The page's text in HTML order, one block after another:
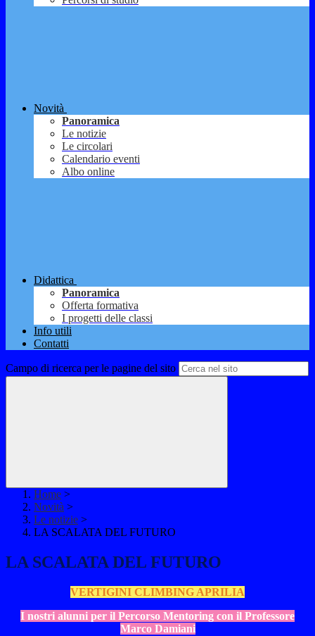
Novità
Panoramica
Le notizie
Le circolari
Calendario eventi
Albo online
Didattica
Panoramica
Offerta formativa
I progetti delle classi
Info utili
Contatti
Campo di ricerca per le pagine del sito
Home >
Novità >
Le notizie >
LA SCALATA DEL FUTURO
LA SCALATA DEL FUTURO
VERTIGINI CLIMBING APRILIA
I nostri alunni per il Percorso Mentoring con il Professore
Marco Damiani